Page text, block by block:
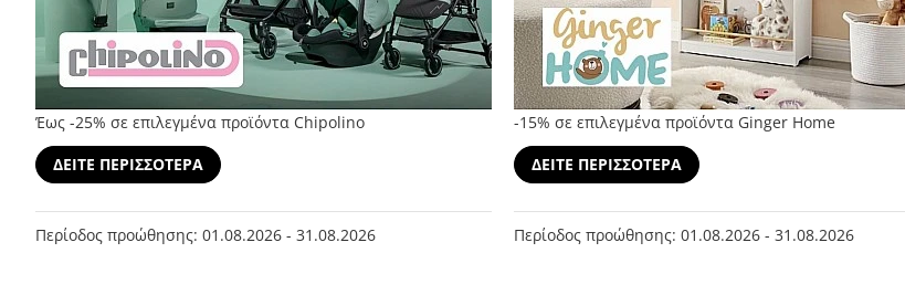
Έως -25% σε επιλεγμένα προϊόντα Chipolino
ΔΕΙΤΕ ΠΕΡΙΣΣΟΤΕΡΑ
Περίοδος προώθησης: 01.08.2026 - 31.08.2026
-15% σε επιλεγμένα προϊόντα Ginger Home
ΔΕΙΤΕ ΠΕΡΙΣΣΟΤΕΡΑ
Περίοδος προώθησης: 01.08.2026 - 31.08.2026